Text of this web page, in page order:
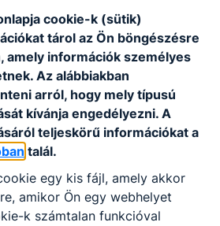
kézügyessége és szeret
dolgozni.
jó ﬁzikum, jó
kézügyesség,
RENDELKEZŐ
cookie-k (sütik)
tárol az Ön böngészésre
amely információk személyes
Az alábbiakban
arról, hogy mely típusú
kívánja engedélyezni. A
teljeskörű információkat a
talál.
egy kis fájl, amely akkor
amikor Ön egy webhelyet
k számtalan funkcióval